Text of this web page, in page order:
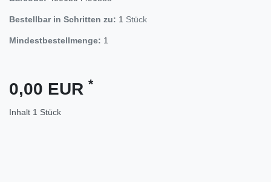
Bestellbar in Schritten zu: 1 Stück
Mindestbestellmenge: 1
0,00 EUR *
Inhalt 1 Stück